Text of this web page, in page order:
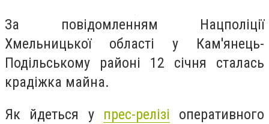
За повідомленням Нацполіції
Хмельницької області у Кам'янець-
Подільському районі 12 січня сталась
крадіжка майна.
Як йдеться у прес-релізі оперативного